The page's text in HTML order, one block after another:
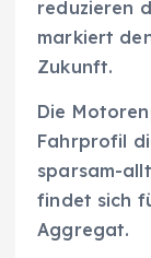
reduzieren
markiert
Zukunft.
Die
Fahrprofil
sparsam-
findet sich
Aggregat.